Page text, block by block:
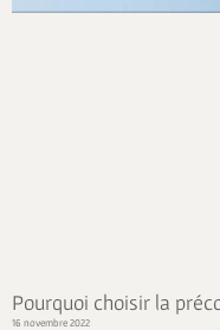
Pourquoi choisir la
16 novembre 2022